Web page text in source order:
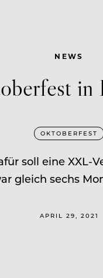
NEWS
in
OKTOBERFEST
soll eine XXL-
gleich sechs
APRIL 29, 2021